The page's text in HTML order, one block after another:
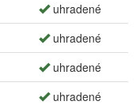
uhradené
uhradené
uhradené
uhradené